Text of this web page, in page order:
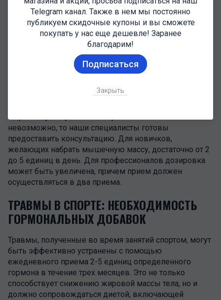
Telegram канал. Также в нем мы постоянно
публикуем скидочные купоны и вы сможете
покупать у нас еще дешевле! Заранее
благодарим!
Подписаться
Закрыть
Улучшение концентрации внимания и остроты
зрения.
Улучшение настроения и памяти.
ВЫБОР ДОЗЫ
использования вещества. Перед применением
и проконсультироваться с врачом. Если это
невозможно, то наши специалисты готовы
предоставить консультацию. Для новичков,
желающих набрать мышечную массу, достаточно от 2
до 5 единиц в день. Для профессионалов дозировка
может быть увеличена, причем прием должен
осуществляться в два приема.
ТРАВМЫ В СПОРТЕ: НЕОБХОДИМОСТЬ
ГОРМОНАЛЬНЫХ ДОБАВОК
Травмы, полученные во время занятий спортом, могут
быть эффективно устранены с помощью
ежедневного приема 2-5 единиц определенного
гормона в течение трех месяцев. Это не только
способствует снижению жировой массы тела, но и
должно сопровождаться диетой, включающей